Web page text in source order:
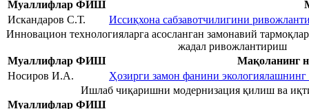
Муаллифлар ФИШ
Искандаров С.Т.
Иссиқхона сабзавотчилигини
Инновацион технологияларга асосланган замонавий
жадал ривожлантириш
Муаллифлар ФИШ
Мақоланинг
Носиров И.А.
Ҳозирги замон фанини экологиялашнинг
Ишлаб чиқаришни модернизация қилиш ва
Муаллифлар ФИШ